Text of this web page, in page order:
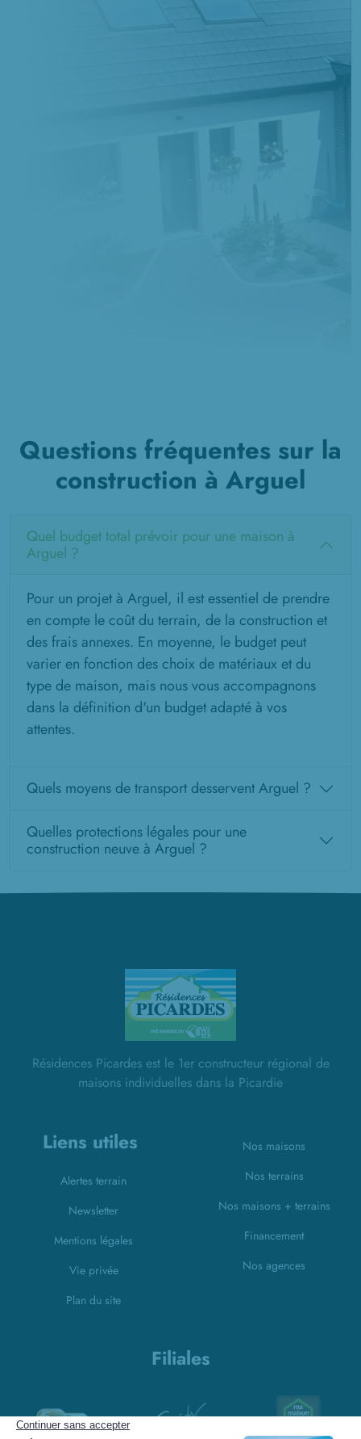
Questions fréquentes sur la
construction à Arguel
Quel budget total prévoir pour une maison à
Arguel ?
Pour un projet à Arguel, il est essentiel de prendre
en compte le coût du terrain, de la construction et
des frais annexes. En moyenne, le budget peut
varier en fonction des choix de matériaux et du
type de maison, mais nous vous accompagnons
dans la définition d'un budget adapté à vos
attentes.
Quels moyens de transport desservent Arguel ?
Quelles protections légales pour une
construction neuve à Arguel ?
Résidences Picardes est le 1er constructeur régional de
maisons individuelles dans la Picardie
Liens utiles
Alertes terrain
Newsletter
Mentions légales
Vie privée
Plan du site
Filiales
Nos maisons
Nos terrains
Nos maisons + terrains
Financement
Nos agences